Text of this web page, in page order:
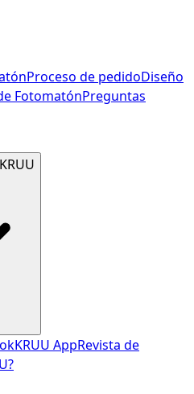
Proceso de pedidoDiseño
FotomatónPreguntas
KRUU AppRevista de